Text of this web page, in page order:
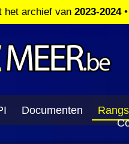
het archief van 2023-2024
Documenten